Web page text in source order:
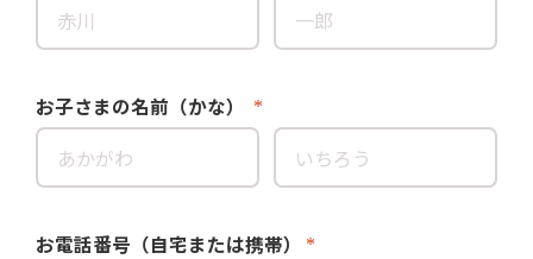
お子さまの名前（かな）
お電話番号（自宅または携帯）